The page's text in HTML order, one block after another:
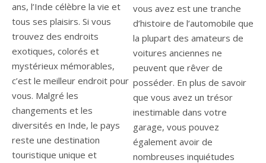
ans, l’Inde célèbre la vie et
tous ses plaisirs. Si vous
trouvez des endroits
exotiques, colorés et
mystérieux mémorables,
c’est le meilleur endroit pour
vous. Malgré les
changements et les
diversités en Inde, le pays
reste une destination
touristique unique et
vous avez est une tranche
d’histoire de l’automobile que
la plupart des amateurs de
voitures anciennes ne
peuvent que rêver de
posséder. En plus de savoir
que vous avez un trésor
inestimable dans votre
garage, vous pouvez
également avoir de
nombreuses inquiétudes